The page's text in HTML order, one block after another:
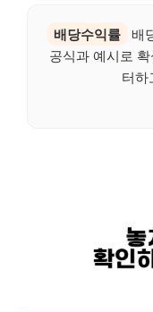
배당수익률
배
공식과 예시로
터하